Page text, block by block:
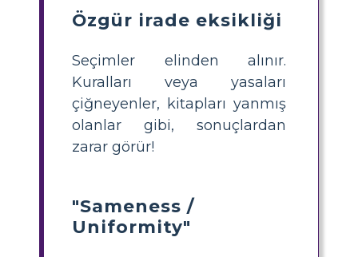
Özgür irade eksikliği
Seçimler elinden alınır.
Kuralları veya yasaları
çiğneyenler, kitapları yanmış
olanlar gibi, sonuçlardan
zarar görür!
"Sameness /
Uniformity"